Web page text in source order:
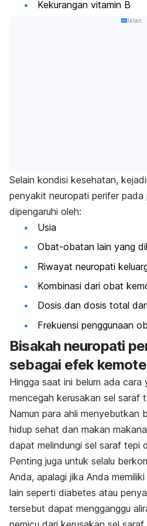
Kekurangan vitamin B
Iklan
Selain kondisi kesehatan,
penyakit neuropati perifer
dipengaruhi oleh:
Usia
Obat-obatan lain yang
Riwayat neuropati
Kombinasi dari obat
Dosis dan dosis total
Frekuensi penggunaan
Bisakah neuropati
sebagai efek
Hingga saat ini belum ada
mencegah kerusakan sel saraf
Namun para ahli menyebutkan
hidup sehat dan makan
dapat melindungi sel saraf tepi
Penting juga untuk selalu
Anda, apalagi jika Anda
lain seperti diabetes atau
tersebut dapat mengganggu